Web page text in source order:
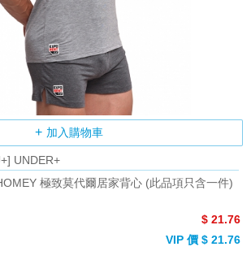
加入購物車
UNDER+
極致莫代爾居家背心 (此品項只含一件)
$ 21.76
VIP 價 $ 21.76